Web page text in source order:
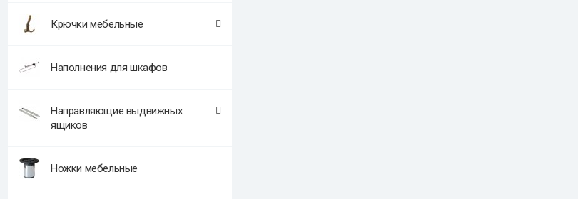
Крючки мебельные
Наполнения для шкафов
Направляющие выдвижных
ящиков
Ножки мебельные